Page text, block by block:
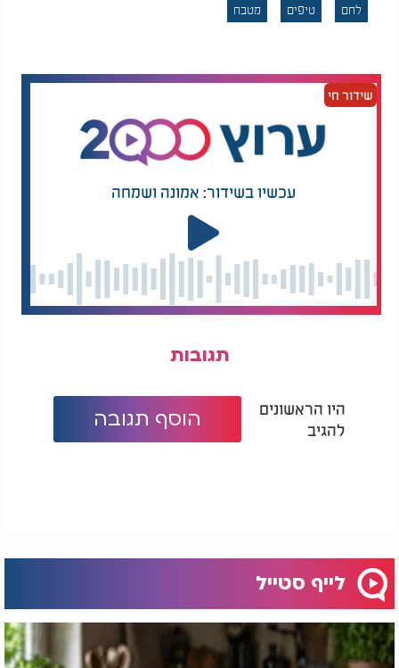
הסיכוי להיווצרות עובש, אך הוא גם מזרז את תהליך
ההתייבשות ופוגע במרקם.
שהיה, ייתכן שלא צריך למהר לזרוק אותו. בעזרת פעולה
קצרה ופשוטה אפשר להעניק לו הזדמנות נוספת ולחסוך
בזבוז מיותר של מזון.
לחם טיפים מטבח
שידור חי
עכשיו בשידור: אמונה ושמחה
תגובות
היו הראשונים
להגיב
הוסף תגובה
לייף סטייל